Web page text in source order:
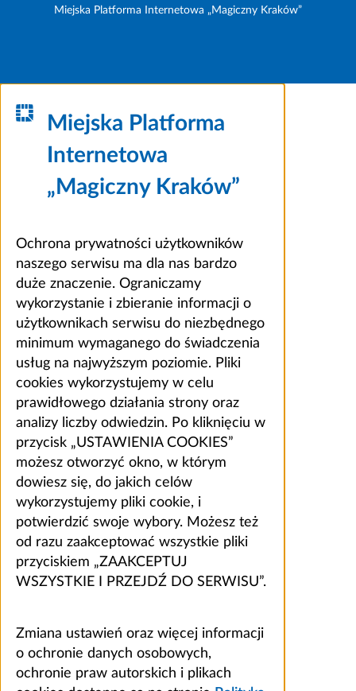
Miejska Platforma Internetowa „Magiczny Kraków”
Miejska Platforma
Internetowa
„Magiczny Kraków”
Ochrona prywatności użytkowników
naszego serwisu ma dla nas bardzo
duże znaczenie. Ograniczamy
wykorzystanie i zbieranie informacji o
użytkownikach serwisu do niezbędnego
minimum wymaganego do świadczenia
usług na najwyższym poziomie. Pliki
cookies wykorzystujemy w celu
prawidłowego działania strony oraz
analizy liczby odwiedzin. Po kliknięciu w
przycisk „USTAWIENIA COOKIES”
możesz otworzyć okno, w którym
dowiesz się, do jakich celów
wykorzystujemy pliki cookie, i
potwierdzić swoje wybory. Możesz też
od razu zaakceptować wszystkie pliki
przyciskiem „ZAAKCEPTUJ
WSZYSTKIE I PRZEJDŹ DO SERWISU”.
Zmiana ustawień oraz więcej informacji
o ochronie danych osobowych,
ochronie praw autorskich i plikach